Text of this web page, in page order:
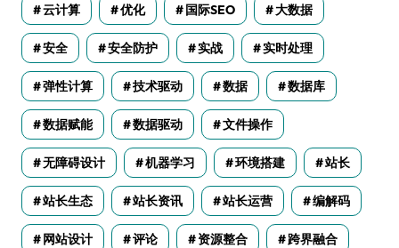
云计算 优化 国际SEO 大数据
安全 安全防护 实战 实时处理
弹性计算 技术驱动 数据 数据库
数据赋能 数据驱动 文件操作
无障碍设计 机器学习 环境搭建 站长
站长生态 站长资讯 站长运营 编解码
网站设计 评论 资源整合 跨界融合